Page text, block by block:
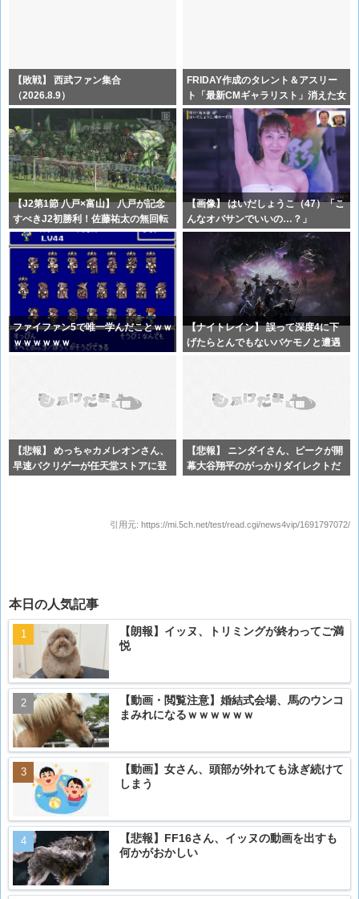
【敗戦】 西武ファン集合
（2026.8.9）
FRIDAY作成のタレント＆アスリー
ト「最新CMギャラリスト」消えた女
優
【J2第1節 八戸×富山】 八戸が記念
すべきJ2初勝利！佐藤祐太の無回転
【画像】 はいだしょうこ（47）「こ
んなオバサンでいいの…？」
ファイファン5で唯一学んだことｗｗ
ｗｗｗｗｗｗ
【ナイトレイン】 誤って深度4に下
げたらとんでもないバケモノと遭遇
【悲報】 めっちゃカメレオンさん、
早速パクリゲーが任天堂ストアに登
【悲報】 ニンダイさん、ピークが開
幕大谷翔平のがっかりダイレクトだ
引用元: https://mi.5ch.net/test/read.cgi/news4vip/1691797072/
本日の人気記事
【朗報】イッヌ、トリミングが終わってご満
悦
【動画・閲覧注意】婚結式会場、馬のウンコ
まみれになるｗｗｗｗｗｗ
【動画】女さん、頭部が外れても泳ぎ続けて
しまう
【悲報】FF16さん、イッヌの動画を出すも
何かがおかしい